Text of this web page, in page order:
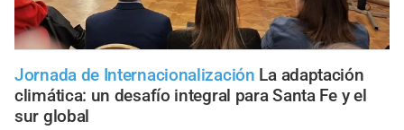
Jornada de Internacionalización La adaptación
climática: un desafío integral para Santa Fe y el
sur global